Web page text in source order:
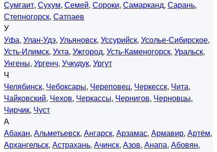
Сумгаит, Сухум, Семей, Сороки, Самарканд, Сарань,
Степногорск, Сатпаев
У
Уфа, Улан-Удэ, Ульяновск, Уссурийск, Усолье-Сибирское,
Усть-Илимск, Ухта, Ужгород, Усть-Каменогорск, Уральск,
Унгены, Ургенч, Учкудук, Ургут
Ч
Челябинск, Чебоксары, Череповец, Черкесск, Чита,
Чайковский, Чехов, Черкассы, Чернигов, Черновцы,
Чирчик, Чуст
А
Абакан, Альметьевск, Ангарск, Арзамас, Армавир, Артём,
Архангельск, Астрахань, Ачинск, Азов, Анапа, Абовян,